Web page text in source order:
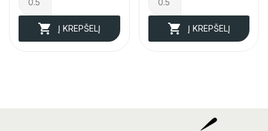
 Į KREPŠELĮ  Į KREPŠELĮ